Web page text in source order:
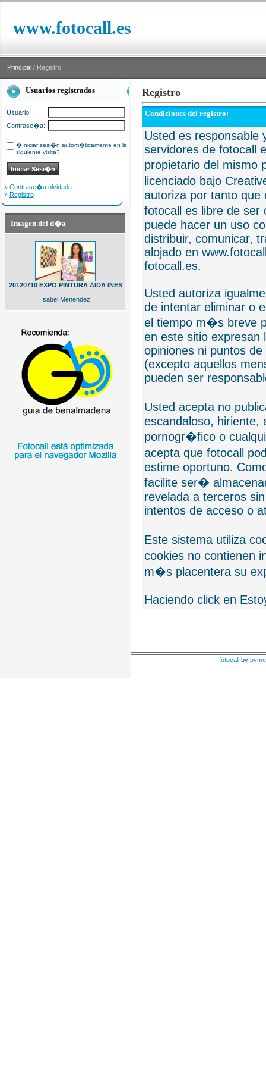
www.fotocall.es
Principal / Registro
Usuarios registrados
Usuario:
Contrase�a:
�Iniciar sesi�n autom�ticamente en la
siguiente visita?
» Contrase�a olvidada
» Registro
Imagen del d�a
20120710 EXPO PINTURA AIDA INES
Isabel Menendez
Registro
Condiciones del registro:
Usted es responsable
servidores de fotocall
propietario del mismo
licenciado bajo
autoriza por tanto que
fotocall es libre de
puede hacer un uso
distribuir, comunicar,
alojado en
fotocall.es.
Usted autoriza
de intentar eliminar o
el tiempo m�s breve
en este sitio expresan
opiniones ni puntos
(excepto aquellos
pueden ser
Usted acepta no
escandaloso, hiriente,
pornogr�fico o
acepta que fotocall
estime oportuno.
facilite ser�
revelada a terceros
intentos de acceso o
Este sistema utiliza
cookies no contienen
m�s placentera su
Haciendo click en
fotocall by